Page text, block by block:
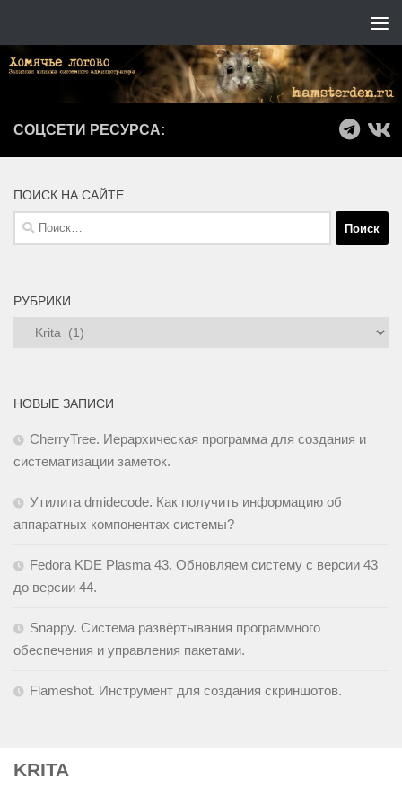
KRITA
СОЦСЕТИ РЕСУРСА:
ПОИСК НА САЙТЕ
Найти:
РУБРИКИ
Рубрики
НОВЫЕ ЗАПИСИ
CherryTree. Иерархическая программа для создания и
систематизации заметок.
Утилита dmidecode. Как получить информацию об
аппаратных компонентах системы?
Fedora KDE Plasma 43. Обновляем систему с версии 43
до версии 44.
Snappy. Cистема развёртывания программного
обеспечения и управления пакетами.
Flameshot. Инструмент для создания скриншотов.